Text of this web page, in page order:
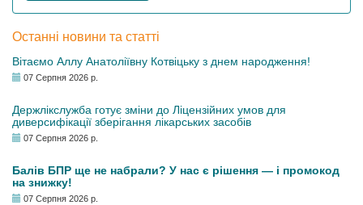
Останні новини та статті
Вітаємо Аллу Анатоліївну Котвіцьку з днем народження!
07 Серпня 2026 р.
Держлікслужба готує зміни до Ліцензійних умов для
диверсифікації зберігання лікарських засобів
07 Серпня 2026 р.
Балів БПР ще не набрали? У нас є рішення — і промокод
на знижку!
07 Серпня 2026 р.